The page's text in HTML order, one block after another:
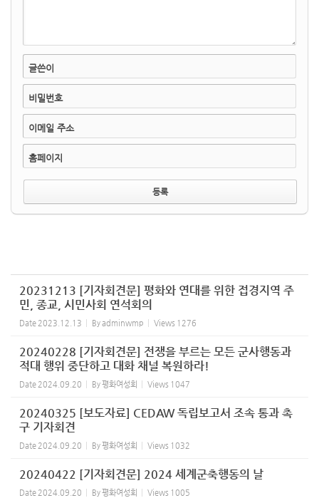
글쓴이
비밀번호
이메일 주소
홈페이지
20231213 [기자회견문] 평화와 연대를 위한 접경지역 주
민, 종교, 시민사회 연석회의
Date 2023.12.13 Byadminwmp Views 1276
20240228 [기자회견문] 전쟁을 부르는 모든 군사행동과
적대 행위 중단하고 대화 채널 복원하라!
Date 2024.09.20 By평화여성회 Views 1047
20240325 [보도자료] CEDAW 독립보고서 조속 통과 촉
구 기자회견
Date 2024.09.20 By평화여성회 Views 1032
20240422 [기자회견문] 2024 세계군축행동의 날
Date 2024.09.20 By평화여성회 Views 1005